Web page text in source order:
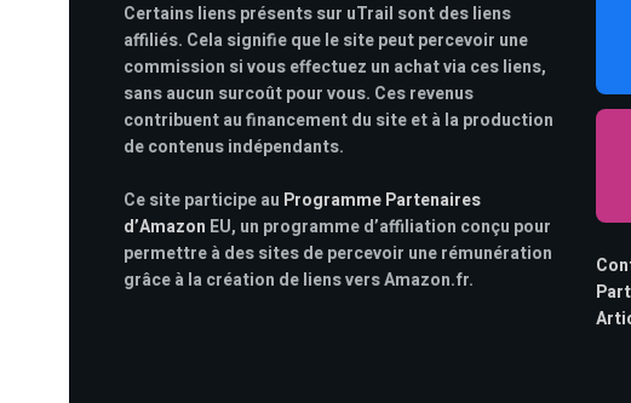
Certains liens présents sur uTrail sont des liens
affiliés. Cela signifie que le site peut percevoir une
commission si vous effectuez un achat via ces liens,
sans aucun surcoût pour vous. Ces revenus
contribuent au financement du site et à la production
de contenus indépendants.
Ce site participe au Programme Partenaires
d’Amazon EU, un programme d’affiliation conçu pour
permettre à des sites de percevoir une rémunération
grâce à la création de liens vers Amazon.fr.